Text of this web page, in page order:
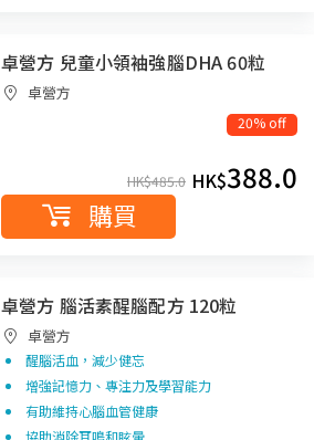
卓營方 兒童小領袖強腦DHA 60粒
卓營方
20% off
HK$485.0 HK$388.0
購買
卓營方 腦活素醒腦配方 120粒
卓營方
醒腦活血，減少健忘
增強記憶力、專注力及學習能力
有助維持心腦血管健康
協助消除耳鳴和眩暈